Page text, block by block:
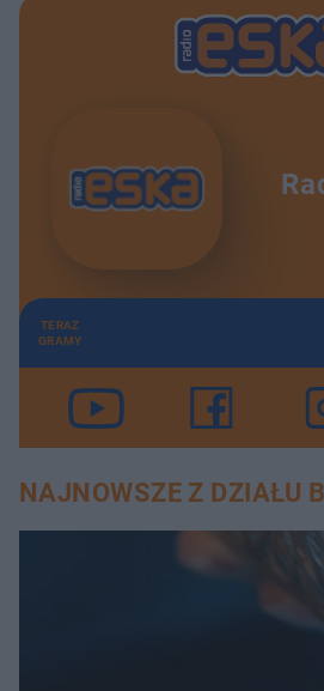
TERAZ
GRAMY
NAJNOWSZE Z DZIAŁU